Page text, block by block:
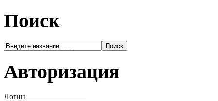
Поиск
Авторизация
Логин